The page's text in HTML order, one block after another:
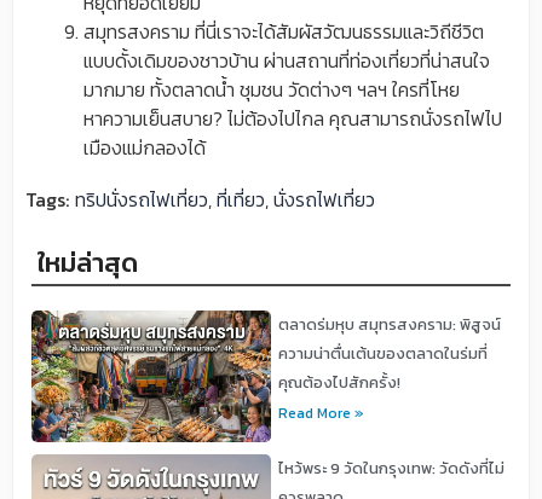
สมุทรสงคราม ที่นี่เราจะได้สัมผัสวัฒนธรรมและวิถีชีวิต
แบบดั้งเดิมของชาวบ้าน ผ่านสถานที่ท่องเที่ยวที่น่าสนใจ
มากมาย ทั้งตลาดน้ำ ชุมชน วัดต่างๆ ฯลฯ ใครที่โหย
หาความเย็นสบาย? ไม่ต้องไปไกล คุณสามารถนั่งรถไฟไป
เมืองแม่กลองได้
Tags: ทริปนั่งรถไฟเที่ยว,ที่เที่ยว,นั่งรถไฟเที่ยว
ใหม่ล่าสุด
ตลาดร่มหุบ สมุทรสงคราม: พิสูจน์
ความน่าตื่นเต้นของตลาดในร่มที่
คุณต้องไปสักครั้ง!
Read More »
ไหว้พระ 9 วัดในกรุงเทพ: วัดดังที่ไม่